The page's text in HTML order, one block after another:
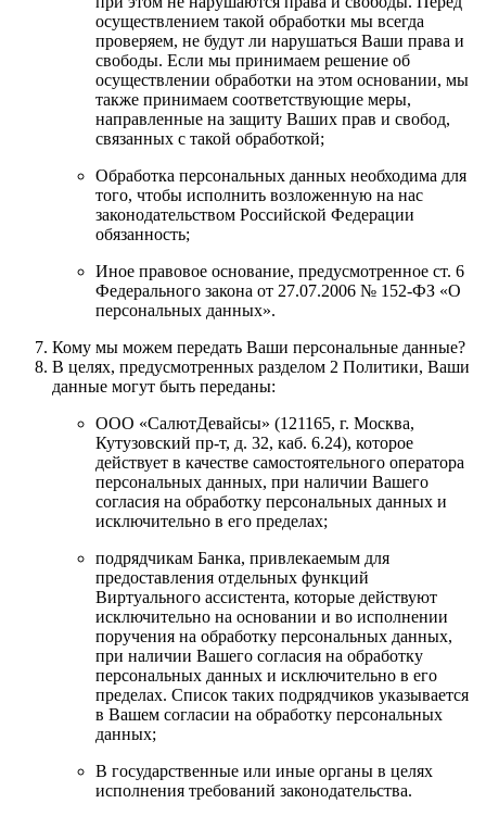
осуществлением такой обработки мы всегда
проверяем, не будут ли нарушаться Ваши права и
свободы. Если мы принимаем решение об
осуществлении обработки на этом основании, мы
также принимаем соответствующие меры,
направленные на защиту Ваших прав и свобод,
связанных с такой обработкой;
Обработка персональных данных необходима для
того, чтобы исполнить возложенную на нас
законодательством Российской Федерации
обязанность;
Иное правовое основание, предусмотренное ст. 6
Федерального закона от 27.07.2006 № 152-ФЗ «О
персональных данных».
Кому мы можем передать Ваши персональные данные?
В целях, предусмотренных разделом 2 Политики, Ваши
данные могут быть переданы:
ООО «СалютДевайсы» (121165, г. Москва,
Кутузовский пр-т, д. 32, каб. 6.24), которое
действует в качестве самостоятельного оператора
персональных данных, при наличии Вашего
согласия на обработку персональных данных и
исключительно в его пределах;
подрядчикам Банка, привлекаемым для
предоставления отдельных функций
Виртуального ассистента, которые действуют
исключительно на основании и во исполнении
поручения на обработку персональных данных,
при наличии Вашего согласия на обработку
персональных данных и исключительно в его
пределах. Список таких подрядчиков указывается
в Вашем согласии на обработку персональных
данных;
В государственные или иные органы в целях
исполнения требований законодательства.